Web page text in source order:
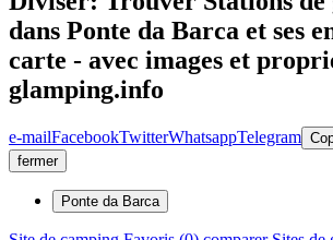
dans Ponte da Barca et ses
carte - avec images et
glamping.info
e-mailFacebookTwitterWhatsappTelegram
fermer
Ponte da Barca